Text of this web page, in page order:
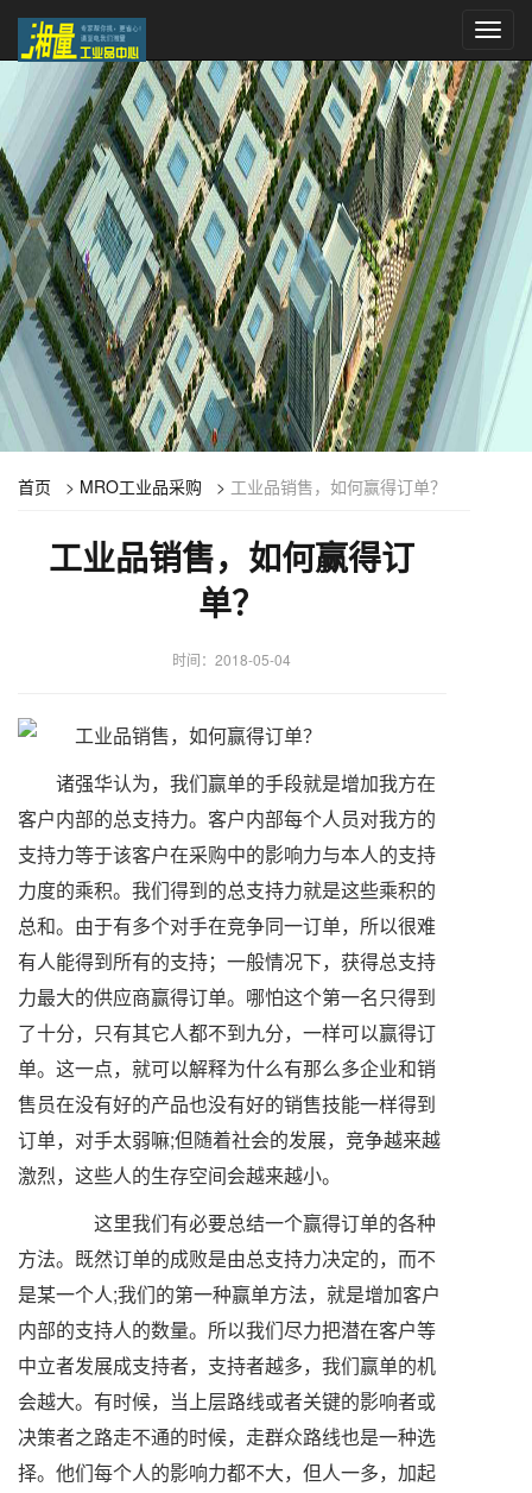
首页 > MRO工业品采购 > 工业品销售，如何赢得订单？
工业品销售，如何赢得订
单？
时间：2018-05-04
诸强华认为，我们赢单的手段就是增加我方在
客户内部的总支持力。客户内部每个人员对我方的
支持力等于该客户在采购中的影响力与本人的支持
力度的乘积。我们得到的总支持力就是这些乘积的
总和。由于有多个对手在竞争同一订单，所以很难
有人能得到所有的支持；一般情况下，获得总支持
力最大的供应商赢得订单。哪怕这个第一名只得到
了十分，只有其它人都不到九分，一样可以赢得订
单。这一点，就可以解释为什么有那么多企业和销
售员在没有好的产品也没有好的销售技能一样得到
订单，对手太弱嘛;但随着社会的发展，竞争越来越
激烈，这些人的生存空间会越来越小。
这里我们有必要总结一个赢得订单的各种
方法。既然订单的成败是由总支持力决定的，而不
是某一个人;我们的第一种赢单方法，就是增加客户
内部的支持人的数量。所以我们尽力把潜在客户等
中立者发展成支持者，支持者越多，我们赢单的机
会越大。有时候，当上层路线或者关键的影响者或
决策者之路走不通的时候，走群众路线也是一种选
择。他们每个人的影响力都不大，但人一多，加起